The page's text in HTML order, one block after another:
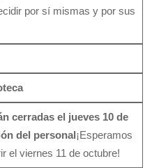
por sí mismas y por sus
cerradas el jueves 10 de
del personal¡Esperamos
el viernes 11 de octubre!